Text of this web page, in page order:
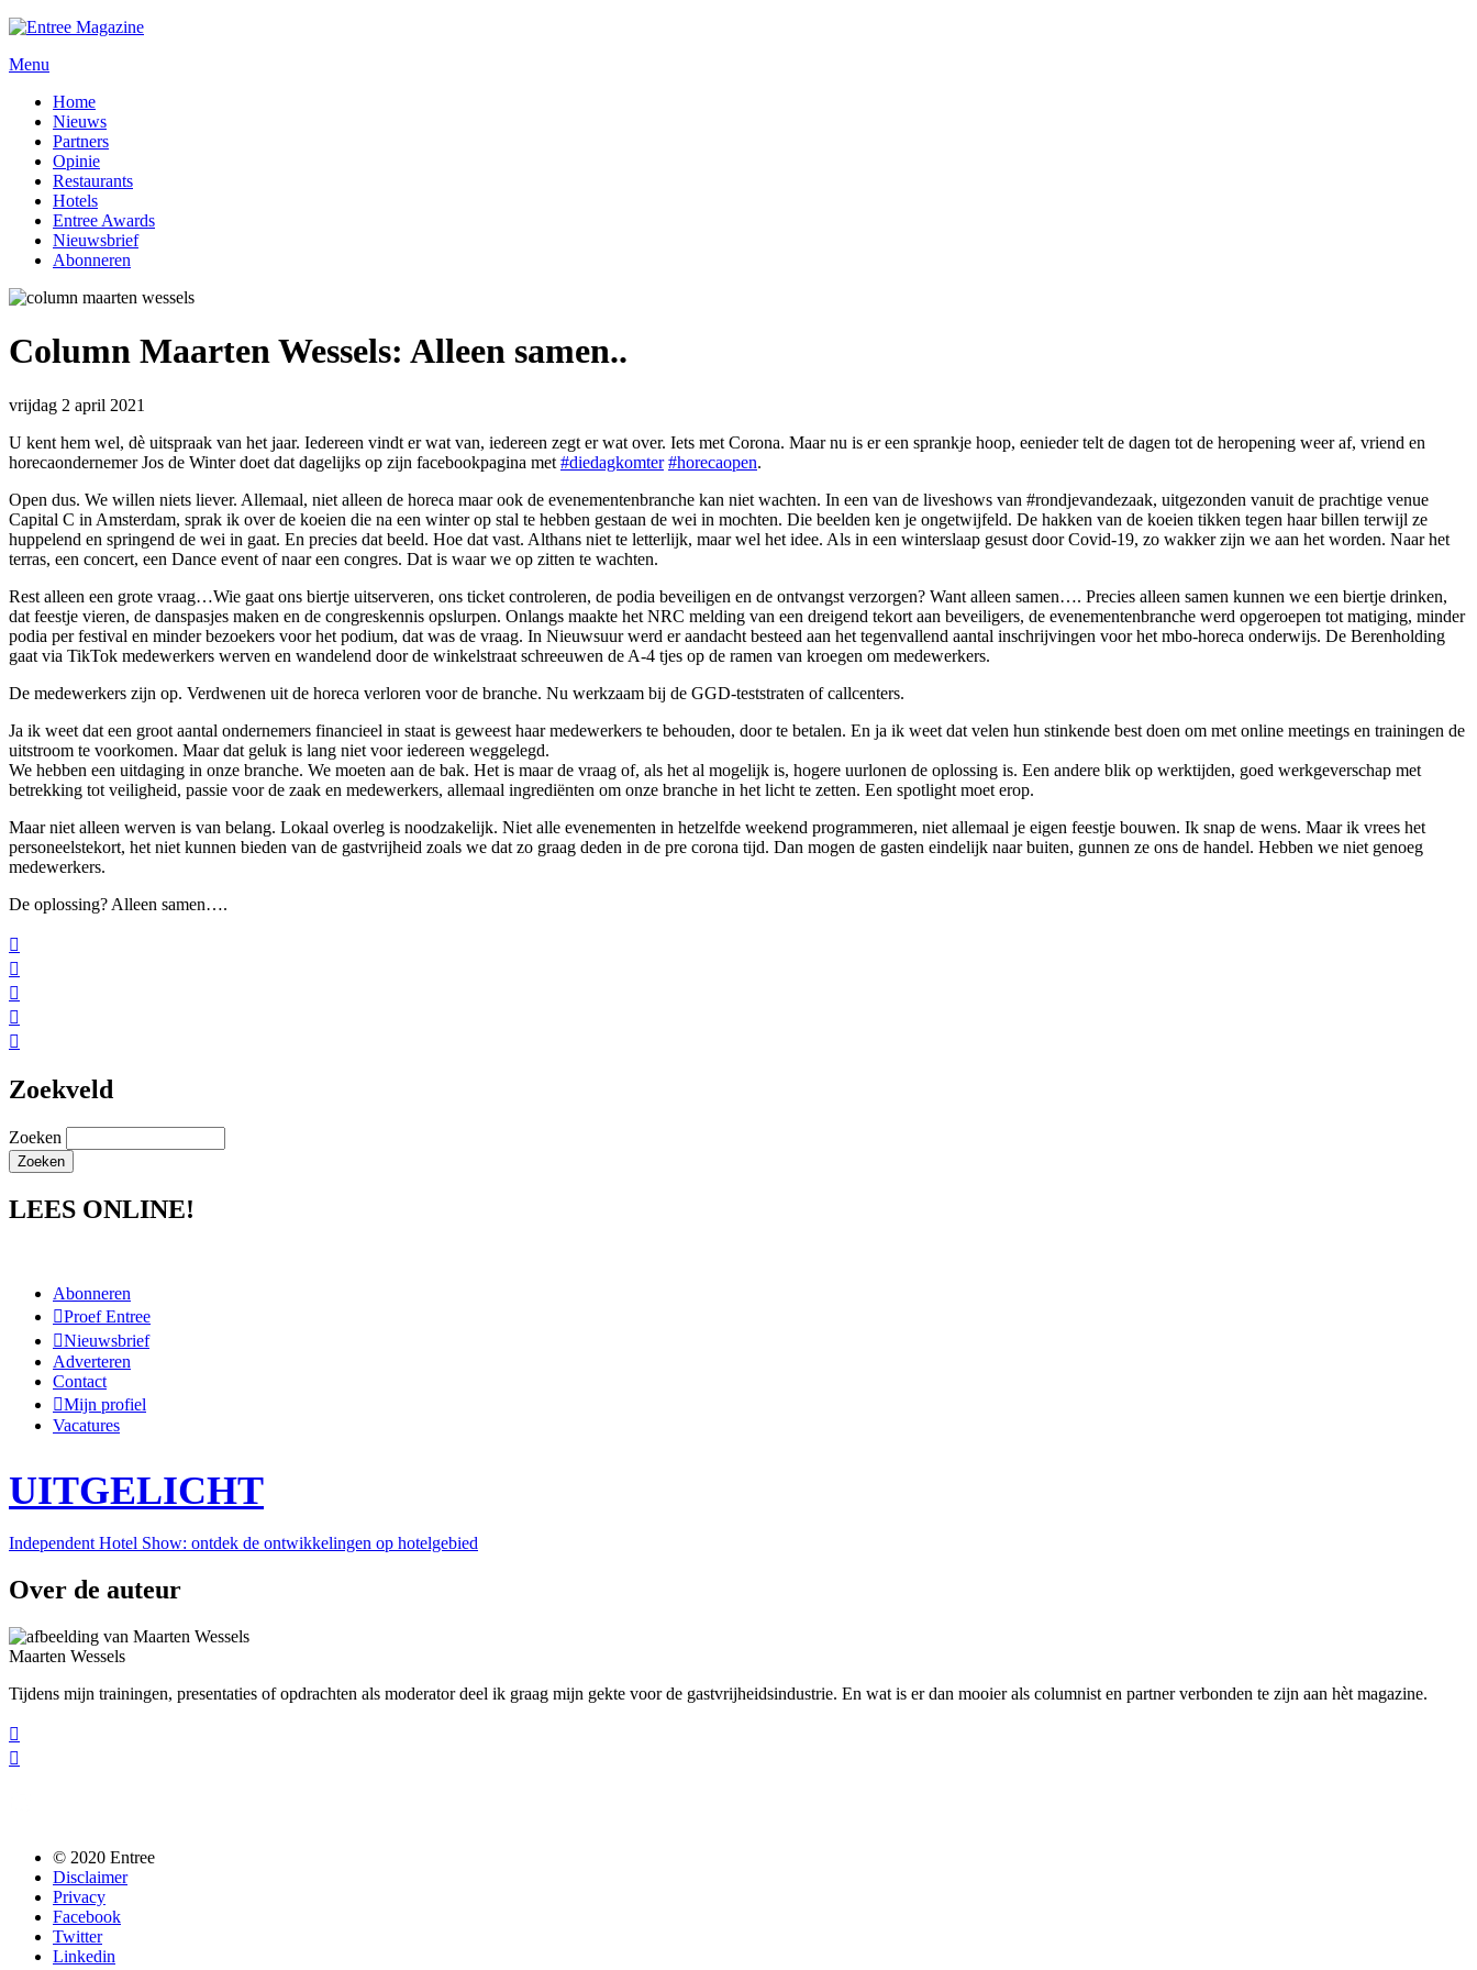
Menu
Home
Nieuws
Partners
Opinie
Restaurants
Hotels
Entree Awards
Nieuwsbrief
Abonneren
Column Maarten Wessels: Alleen samen..
vrijdag 2 april 2021
U kent hem wel, dè uitspraak van het jaar. Iedereen vindt er wat van, iedereen zegt er wat over. Iets met Corona. Maar nu is er een sprankje hoop, eenieder telt de dagen tot de heropening weer af, vriend en
horecaondernemer Jos de Winter doet dat dagelijks op zijn facebookpagina met #diedagkomter #horecaopen.
Open dus. We willen niets liever. Allemaal, niet alleen de horeca maar ook de evenementenbranche kan niet wachten. In een van de liveshows van #rondjevandezaak, uitgezonden vanuit de prachtige venue
Capital C in Amsterdam, sprak ik over de koeien die na een winter op stal te hebben gestaan de wei in mochten. Die beelden ken je ongetwijfeld. De hakken van de koeien tikken tegen haar billen terwijl ze
huppelend en springend de wei in gaat. En precies dat beeld. Hoe dat vast. Althans niet te letterlijk, maar wel het idee. Als in een winterslaap gesust door Covid-19, zo wakker zijn we aan het worden. Naar het
terras, een concert, een Dance event of naar een congres. Dat is waar we op zitten te wachten.
Rest alleen een grote vraag…Wie gaat ons biertje uitserveren, ons ticket controleren, de podia beveiligen en de ontvangst verzorgen? Want alleen samen…. Precies alleen samen kunnen we een biertje drinken,
dat feestje vieren, de danspasjes maken en de congreskennis opslurpen. Onlangs maakte het NRC melding van een dreigend tekort aan beveiligers, de evenementenbranche werd opgeroepen tot matiging, minder
podia per festival en minder bezoekers voor het podium, dat was de vraag. In Nieuwsuur werd er aandacht besteed aan het tegenvallend aantal inschrijvingen voor het mbo-horeca onderwijs. De Berenholding
gaat via TikTok medewerkers werven en wandelend door de winkelstraat schreeuwen de A-4 tjes op de ramen van kroegen om medewerkers.
De medewerkers zijn op. Verdwenen uit de horeca verloren voor de branche. Nu werkzaam bij de GGD-teststraten of callcenters.
Ja ik weet dat een groot aantal ondernemers financieel in staat is geweest haar medewerkers te behouden, door te betalen. En ja ik weet dat velen hun stinkende best doen om met online meetings en trainingen de
uitstroom te voorkomen. Maar dat geluk is lang niet voor iedereen weggelegd.
We hebben een uitdaging in onze branche. We moeten aan de bak. Het is maar de vraag of, als het al mogelijk is, hogere uurlonen de oplossing is. Een andere blik op werktijden, goed werkgeverschap met
betrekking tot veiligheid, passie voor de zaak en medewerkers, allemaal ingrediënten om onze branche in het licht te zetten. Een spotlight moet erop.
Maar niet alleen werven is van belang. Lokaal overleg is noodzakelijk. Niet alle evenementen in hetzelfde weekend programmeren, niet allemaal je eigen feestje bouwen. Ik snap de wens. Maar ik vrees het
personeelstekort, het niet kunnen bieden van de gastvrijheid zoals we dat zo graag deden in de pre corona tijd. Dan mogen de gasten eindelijk naar buiten, gunnen ze ons de handel. Hebben we niet genoeg
medewerkers.
De oplossing? Alleen samen….





Zoekveld
Zoeken
LEES ONLINE!
Abonneren
Proef Entree
Nieuwsbrief
Adverteren
Contact
Mijn profiel
Vacatures
UITGELICHT
Independent Hotel Show: ontdek de ontwikkelingen op hotelgebied
Over de auteur
Maarten Wessels
Tijdens mijn trainingen, presentaties of opdrachten als moderator deel ik graag mijn gekte voor de gastvrijheidsindustrie. En wat is er dan mooier als columnist en partner verbonden te zijn aan hèt magazine.


© 2020 Entree
Disclaimer
Privacy
Facebook
Twitter
Linkedin